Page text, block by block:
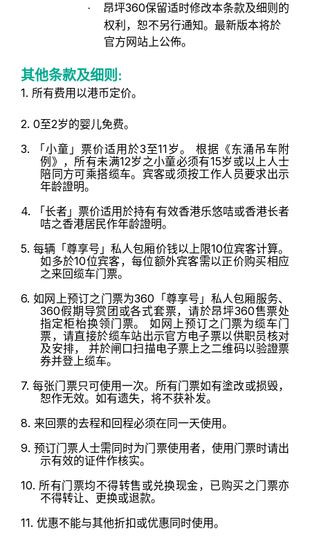
·
昂坪360保留适时修改本条款及细则的
权利，恕不另行通知。最新版本将於
官方网站上公佈。
其他条款及细则:
1. 所有费用以港币定价。
2. 0至2岁的婴儿免费。
3.
「小童」票价适用於3至11岁。 根据《东涌吊车附
例》，所有未满12岁之小童必须有15岁或以上人士
陪同方可乘搭缆车。宾客或须按工作人员要求出示
年龄證明。
4.
「长者」票价适用於持有有效香港乐悠咭或香港长者
咭之香港居民作年龄證明。
5. 每辆「尊享号」私人包厢价钱以上限10位宾客计算。
如多於10位宾客，每位额外宾客需以正价购买相应
之来回缆车门票。
6. 如网上预订之门票为360「尊享号」私人包厢服务、
360假期导赏团或各式套票，请於昂坪360售票处
指定柜枱换领门票。 如网上预订之门票为缆车门
票，请直接於缆车站出示官方电子票以供职员核对
及安排， 并於闸口扫描电子票上之二维码以验證票
券并登上缆车。
7. 每张门票只可使用一次。所有门票如有塗改或损毁，
恕作无效。如有遗失，将不获补发。
8. 来回票的去程和回程必须在同一天使用。
9. 预订门票人士需同时为门票使用者，使用门票时请出
示有效的证件作核实。
10. 所有门票均不得转售或兑换现金，已购买之门票亦
不得转让、更换或退款。
11. 优惠不能与其他折扣或优惠同时使用。